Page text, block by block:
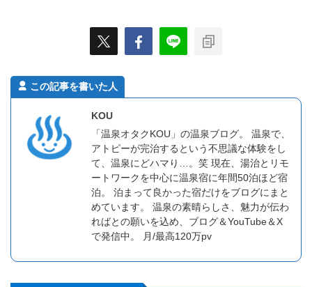
この記事を書いた人
KOU
「温泉オタクKOU」の温泉ブログ。 温泉で、
アトピーが完治するという不思議な体験をし
て、温泉にどハマり…。笑 現在、湯治とリモ
ートワークを中心に温泉宿に年間50泊ほど宿
泊。 泊まって良かった宿だけをブログにまと
めています。 温泉の素晴らしさ、魅力が伝わ
ればとの願いを込め、ブログ＆YouTube＆X
で発信中。 月/最高120万pv